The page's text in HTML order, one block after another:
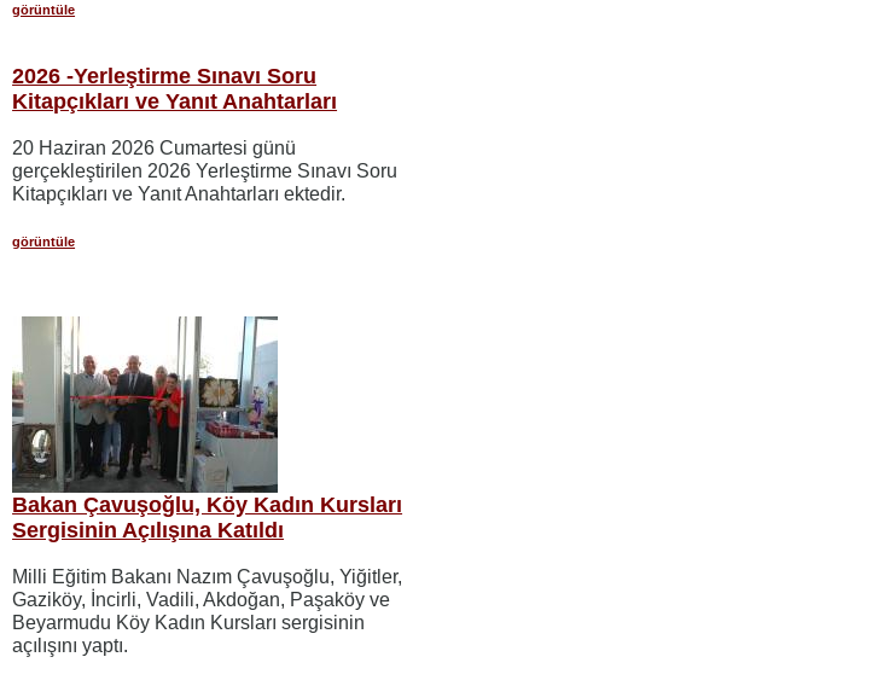
görüntüle
2026 -Yerleştirme Sınavı Soru
Kitapçıkları ve Yanıt Anahtarları
20 Haziran 2026 Cumartesi günü
gerçekleştirilen 2026 Yerleştirme Sınavı Soru
Kitapçıkları ve Yanıt Anahtarları ektedir.
görüntüle
Bakan Çavuşoğlu, Köy Kadın Kursları
Sergisinin Açılışına Katıldı
Milli Eğitim Bakanı Nazım Çavuşoğlu, Yiğitler,
Gaziköy, İncirli, Vadili, Akdoğan, Paşaköy ve
Beyarmudu Köy Kadın Kursları sergisinin
açılışını yaptı.